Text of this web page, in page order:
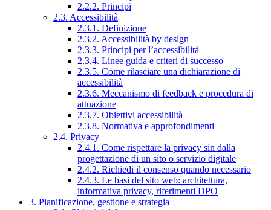
2.2.2. Principi
2.3. Accessibilità
2.3.1. Definizione
2.3.2. Accessibilità by design
2.3.3. Principi per l’accessibilità
2.3.4. Linee guida e criteri di successo
2.3.5. Come rilasciare una dichiarazione di
accessibilità
2.3.6. Meccanismo di feedback e procedura di
attuazione
2.3.7. Obiettivi accessibilità
2.3.8. Normativa e approfondimenti
2.4. Privacy
2.4.1. Come rispettare la privacy sin dalla
progettazione di un sito o servizio digitale
2.4.2. Richiedi il consenso quando necessario
2.4.3. Le basi del sito web: architettura,
informativa privacy, riferimenti DPO
3. Pianificazione, gestione e strategia